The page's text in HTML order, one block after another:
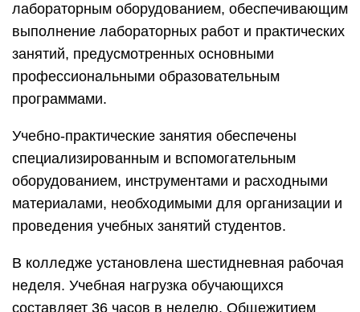
лабораторным оборудованием, обеспечивающим
выполнение лабораторных работ и практических
занятий, предусмотренных основными
профессиональными образовательным
программами.
Учебно-практические занятия обеспечены
специализированным и вспомогательным
оборудованием, инструментами и расходными
материалами, необходимыми для организации и
проведения учебных занятий студентов.
В колледже установлена шестидневная рабочая
неделя. Учебная нагрузка обучающихся
составляет 36 часов в неделю. Общежитием